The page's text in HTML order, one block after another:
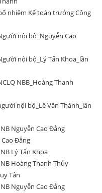
nhiệm Kế toán trưởng Công
nội bộ_Nguyễn Cao
nội bộ_Lý Tấn Khoa_lần
NBB_Hoàng Thanh
nội bộ_Lê Văn Thành_lân
Nguyễn Cao Đẳng
Đẳng
Lý Tấn Khoa
Hoàng Thanh Thủy
Tân
Nguyễn Cao Đẳng